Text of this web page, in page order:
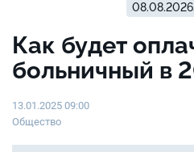
Как будет
больничный в
13.01.2025 09:00
Общество